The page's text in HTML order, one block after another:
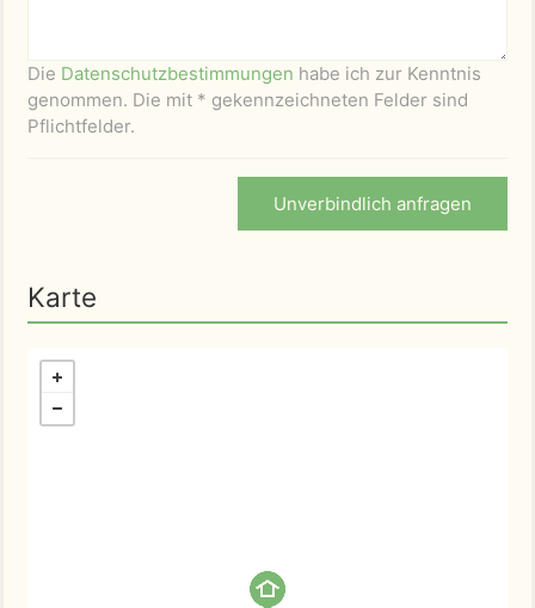
Die Datenschutzbestimmungen habe ich zur Kenntnis
genommen. Die mit * gekennzeichneten Felder sind
Pflichtfelder.
Unverbindlich anfragen
Karte